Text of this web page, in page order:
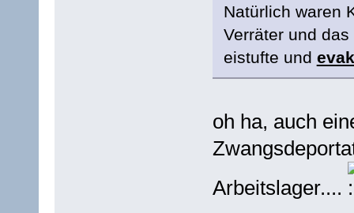
Natürlich waren
Verräter und
eistufte und
oh ha, auch
Arbeitslager....